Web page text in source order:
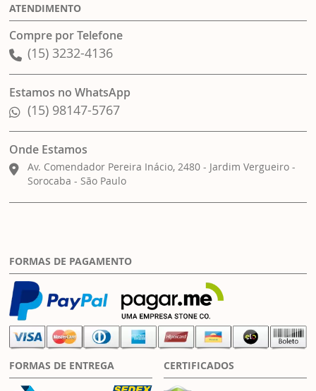
ATENDIMENTO
Compre por Telefone
(15) 3232-4136
Estamos no WhatsApp
(15) 98147-5767
Onde Estamos
Av. Comendador Pereira Inácio, 2480 - Jardim Vergueiro -
Sorocaba - São Paulo
FORMAS DE PAGAMENTO
FORMAS DE ENTREGA CERTIFICADOS